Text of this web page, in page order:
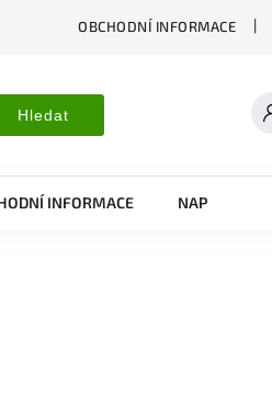
OBCHODNÍ INFORMACE
Hledat
INFORMACE NAPIŠTE NÁM